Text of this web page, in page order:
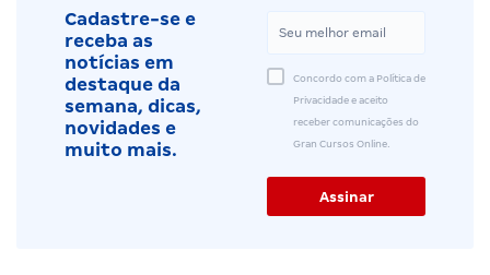
Cadastre-se e
receba as
notícias em
destaque da
semana, dicas,
novidades e
muito mais.
Concordo com a Política de
Privacidade e aceito
receber comunicações do
Gran Cursos Online.